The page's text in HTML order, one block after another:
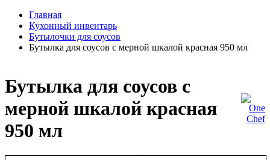
Главная
Кухонный инвентарь
Бутылочки для соусов
Бутылка для соусов с мерной шкалой красная 950 мл
Бутылка для соусов с
мерной шкалой красная
950 мл